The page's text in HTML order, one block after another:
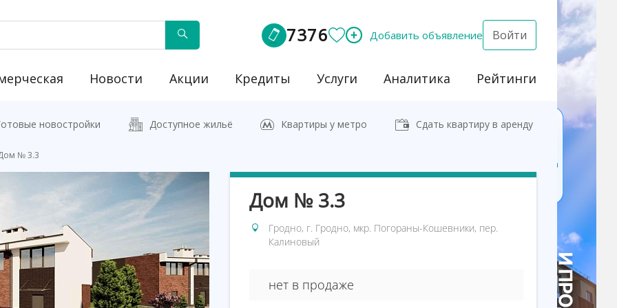
7376 Добавить объявление Войти
Новости Акции Кредиты Услуги Аналитика Рейтинги
новостройки Доступное жильё Квартиры у метро Сдать квартиру в аренду
№ 3.3
Дом № 3.3
Гродно, г. Гродно, мкр. Погораны-Кошевники, пер.
Калиновый
нет в продаже